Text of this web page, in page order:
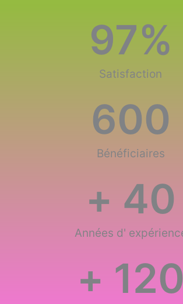
Satisfaction
97%
Bénéficiaires
600
Années d'
+ 40
+ 120